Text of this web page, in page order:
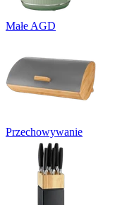
Małe AGD
Przechowywanie